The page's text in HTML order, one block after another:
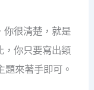
你很清楚，就是
，你只要寫出類
來著手即可。